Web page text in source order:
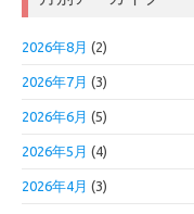
2026年8月 (2)
2026年7月 (3)
2026年6月 (5)
2026年5月 (4)
2026年4月 (3)